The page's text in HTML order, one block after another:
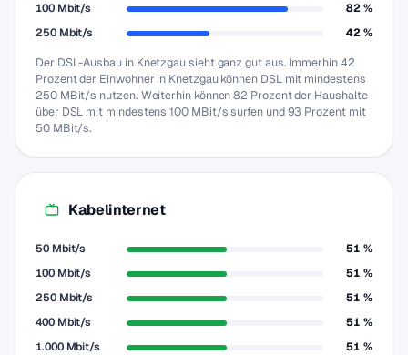
100 Mbit/s
82 %
250 Mbit/s
42 %
Der DSL-Ausbau in Knetzgau sieht ganz gut aus. Immerhin 42
Prozent der Einwohner in Knetzgau können DSL mit mindestens
250 MBit/s nutzen. Weiterhin können 82 Prozent der Haushalte
über DSL mit mindestens 100 MBit/s surfen und 93 Prozent mit
50 MBit/s.
Kabelinternet
50 Mbit/s
51 %
100 Mbit/s
51 %
250 Mbit/s
51 %
400 Mbit/s
51 %
1.000 Mbit/s
51 %